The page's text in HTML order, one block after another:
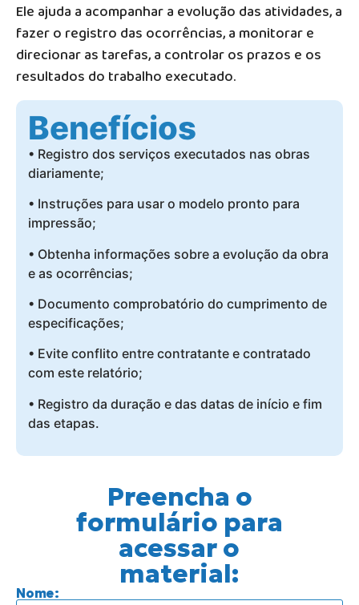
Ele ajuda a acompanhar a evolução das atividades, a
fazer o registro das ocorrências, a monitorar e
direcionar as tarefas, a controlar os prazos e os
resultados do trabalho executado.
Benefícios
• Registro dos serviços executados nas obras
diariamente;
• Instruções para usar o modelo pronto para
impressão;
• Obtenha informações sobre a evolução da obra
e as ocorrências;
• Documento comprobatório do cumprimento de
especificações;
• Evite conflito entre contratante e contratado
com este relatório;
• Registro da duração e das datas de início e fim
das etapas.
Preencha o
formulário para
acessar o
material:
Nome: